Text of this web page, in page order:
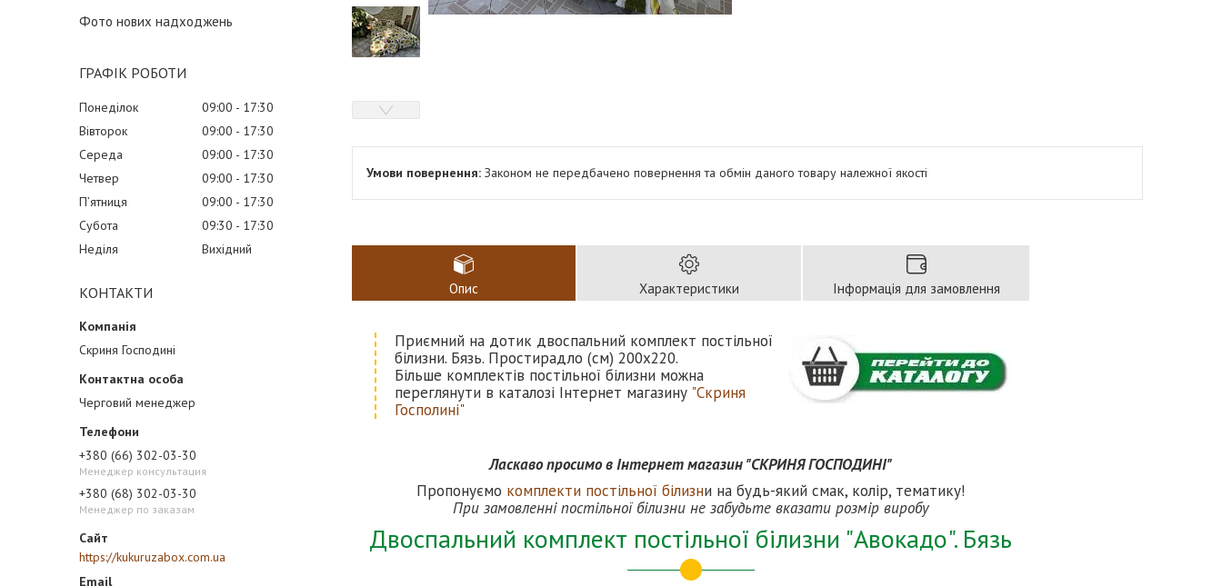
Фото нових надходжень
ГРАФІК РОБОТИ
Понеділок 09:00
17:30
Вівторок
09:00
17:30
Середа
09:00
17:30
Четвер
09:00
17:30
Пʼятниця
09:00
17:30
Субота
09:30
17:30
Неділя
Вихідний
КОНТАКТИ
Скриня Господині
Черговий менеджер
+380 (66) 302-03-30
Менеджер консультация
+380 (68) 302-03-30
Менеджер по заказам
https://kukuruzabox.com.ua
Законом не передбачено повернення та обмін даного товару належної якості
Опис Характеристики Інформація для замовлення
Приємний на дотик двоспальний комплект постільної
білизни. Бязь. Простирадло (см) 200х220.
Більше комплектів постільної білизни можна
переглянути в каталозі Інтернет магазину "Скриня
Госполині"
Ласкаво просимо в Інтернет магазин "СКРИНЯ ГОСПОДИНІ"
Пропонуємо комплекти постільної білизни на будь-який смак, колір, тематику!
При замовленні постільної білизни не забудьте вказати розмір виробу
Двоспальний комплект постільної білизни "Авокадо". Бязь